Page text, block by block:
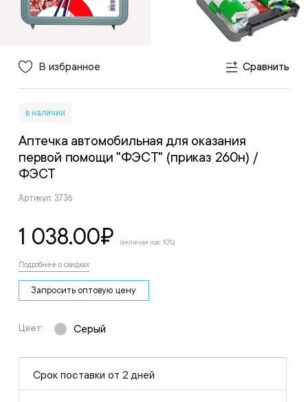
В избранное Сравнить
в наличии
Аптечка автомобильная для оказания
первой помощи "ФЭСТ" (приказ 260н) /
ФЭСТ
Артикул: 3736
1 038.00₽ (включая ндс 10%)
Подробнее о скидках
Запросить оптовую цену
Цвет: Серый
Срок поставки от 2 дней